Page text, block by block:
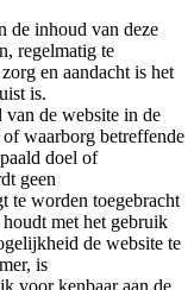
de inhoud van deze
regelmatig te
en aandacht is het
is.
van de website in de
waarborg betreffende
doel of
geen
te worden toegebracht
met het gebruik
de website te
is
voor kenbaar aan de